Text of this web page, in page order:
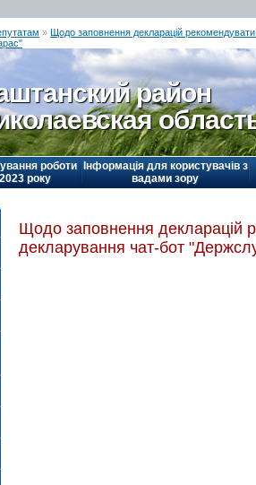
» Щодо заповнення декларацій
район
роботи
2023 року
Інформація для користувачів з
вадами зору
Щодо заповнення декларацій
декларування чат-бот